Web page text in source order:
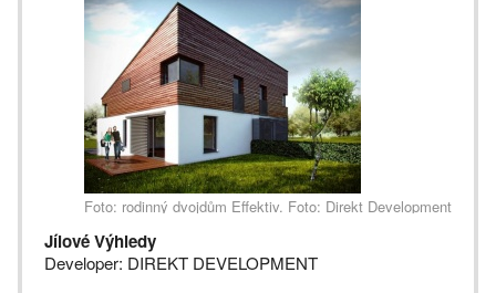
Foto: rodinný dvojdům Effektiv. Foto: Direkt Development
Jílové Výhledy
Developer: DIREKT DEVELOPMENT